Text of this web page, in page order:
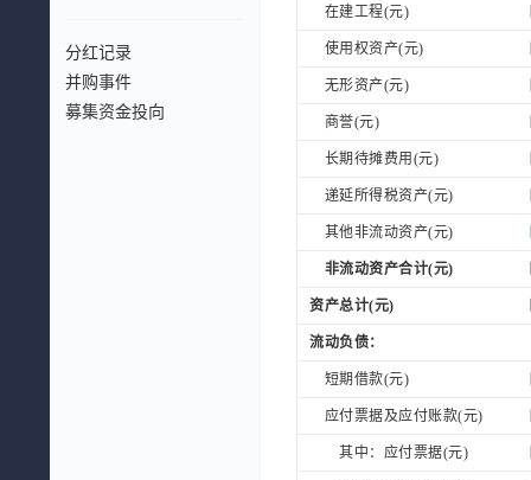
分红记录
并购事件
募集资金投向
在建工程(元)
使用权资产(元)
无形资产(元)
商誉(元)
长期待摊费用(元)
递延所得税资产(元)
其他非流动资产(元)
非流动资产合计(元)
资产总计(元)
流动负债：
短期借款(元)
应付票据及应付账款(元)
其中：应付票据(元)